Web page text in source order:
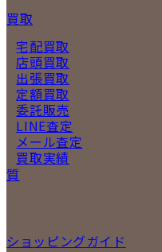
買取
宅配買取
店頭買取
出張買取
定額買取
委託販売
LINE査定
メール査定
買取実績
質
ショッピングガイド